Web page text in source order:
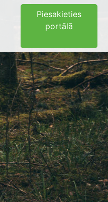
Piesakieties
portālā